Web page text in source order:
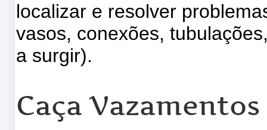
localizar e resolver
vasos, conexões,
a surgir).
Caça